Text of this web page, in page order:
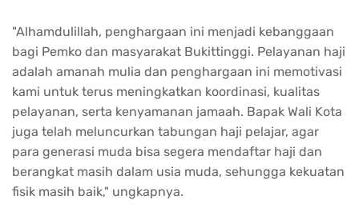
"Alhamdulillah, penghargaan ini menjadi kebanggaan
bagi Pemko dan masyarakat Bukittinggi. Pelayanan haji
adalah amanah mulia dan penghargaan ini memotivasi
kami untuk terus meningkatkan koordinasi, kualitas
pelayanan, serta kenyamanan jamaah. Bapak Wali Kota
juga telah meluncurkan tabungan haji pelajar, agar
para generasi muda bisa segera mendaftar haji dan
berangkat masih dalam usia muda, sehungga kekuatan
fisik masih baik," ungkapnya.